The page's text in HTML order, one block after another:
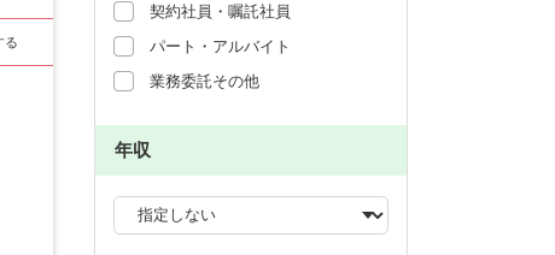
る
契約社員・嘱託社員
パート・アルバイト
業務委託その他
年収